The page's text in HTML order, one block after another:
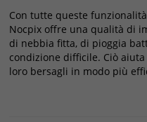
Con tutte queste
Nocpix offre una qualità di
di nebbia fitta, di pioggia
condizione difficile. Ciò
loro bersagli in modo più